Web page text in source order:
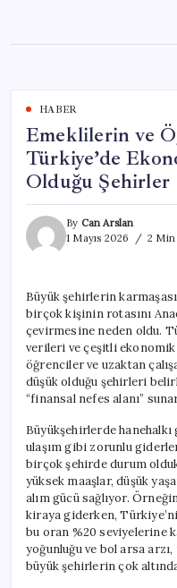
content
HABER
Emeklilerin ve
Türkiye’de
Olduğu Şehirler
By Can Arslan
1 Mayıs 2026
2 Min
Büyük şehirlerin
birçok kişinin rotasını
çevirmesine neden oldu.
verileri ve çeşitli
öğrenciler ve uzaktan
düşük olduğu şehirleri
“finansal nefes alanı”
Büyükşehirlerde
ulaşım gibi zorunlu
birçok şehirde durum
yüksek maaşlar, düşük
alım gücü sağlıyor.
kiraya giderken,
bu oran %20 seviyelerine
yoğunluğu ve bol arsa
büyük şehirlerin çok